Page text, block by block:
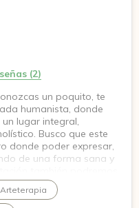
(2)
un poquito, te
humanista, donde
lugar integral,
Busco que este
donde poder expresar,
de una forma sana y
o incomoda,
claridad. Si te copa
Arteterapia